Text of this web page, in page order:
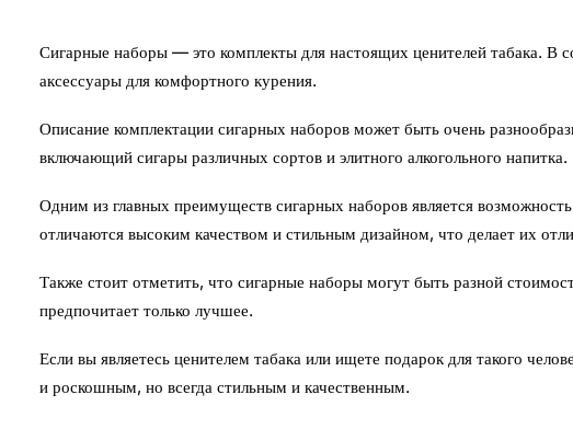
Сигарные наборы — это комплекты для настоящих ценителей табака. В
аксессуары для комфортного курения.
Описание комплектации сигарных наборов может быть очень
включающий сигары различных сортов и элитного алкогольного напитка.
Одним из главных преимуществ сигарных наборов является
отличаются высоким качеством и стильным дизайном, что делает их
Также стоит отметить, что сигарные наборы могут быть разной
предпочитает только лучшее.
Если вы являетесь ценителем табака или ищете подарок для такого
и роскошным, но всегда стильным и качественным.